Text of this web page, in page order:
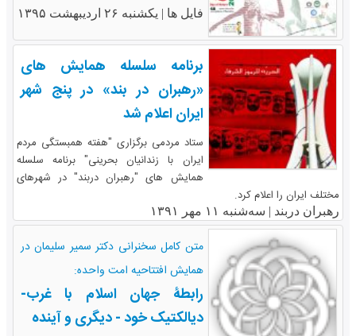
فایل ها | یکشنبه ۲۶ اردیبهشت ۱۳۹۵
برنامه سلسله همایش های
«رهبران در بند» در پنج شهر
ایران اعلام شد
ستاد مردمی برگزاری "هفته همبستگی مردم
ایران با زندانیان بحرینی" برنامه سلسله
همایش های "رهبران دربند" در شهرهای
مختلف ایران را اعلام کرد.
رهبران دربند | سه‌شنبه ۱۱ مهر ۱۳۹۱
متن کامل سخنرانی دکتر سمیر سلیمان در
همایش افتتاحیه امت واحده:
رابطۀ جهان اسلام با غرب-
دیالکتیک خود - دیگری و آینده